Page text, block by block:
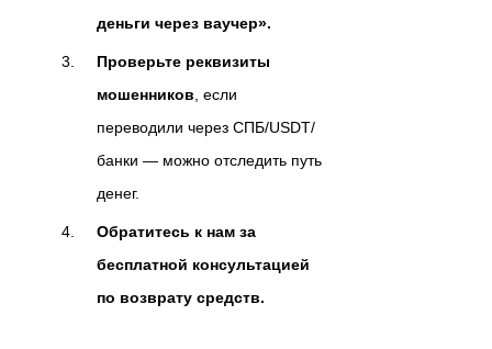
деньги через ваучер».
Проверьте реквизиты
мошенников , если
переводили через СПБ/USDT/
банки — можно отследить путь
денег.
Обратитесь к нам за
бесплатной консультацией
по возврату средств.